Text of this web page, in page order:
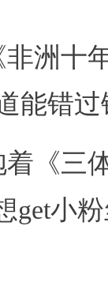
洲十
能错
《三
get小